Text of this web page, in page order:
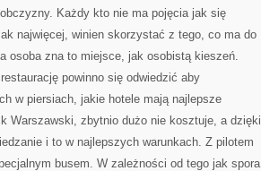
Każdy kto nie ma pojęcia jak się
najwięcej, winien skorzystać z tego, co ma do
osoba zna to miejsce, jak osobistą kieszeń.
powinno się odwiedzić aby
w piersiach, jakie hotele mają najlepsze
Warszawski, zbytnio dużo nie kosztuje, a dzięki
i to w najlepszych warunkach. Z pilotem
busem. W zależności od tego jak spora